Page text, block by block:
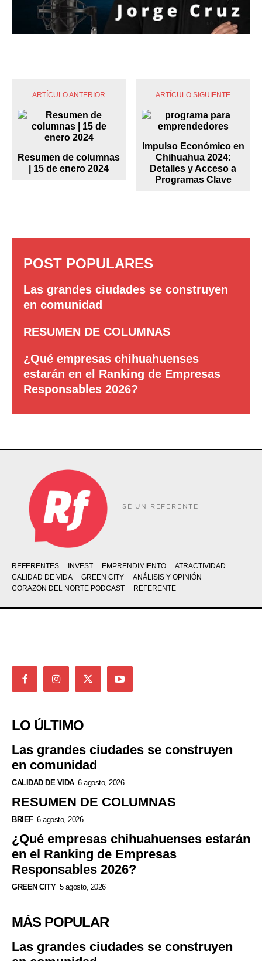
ARTÍCULO ANTERIOR
Resumen de columnas
| 15 de enero 2024
ARTÍCULO SIGUIENTE
Impulso Económico en
Chihuahua 2024:
Detalles y Acceso a
Programas Clave
POST POPULARES
Las grandes ciudades se construyen
en comunidad
RESUMEN DE COLUMNAS
¿Qué empresas chihuahuenses
estarán en el Ranking de Empresas
Responsables 2026?
SÉ UN REFERENTE
REFERENTES INVEST EMPRENDIMIENTO
ATRACTIVIDAD
CALIDAD DE VIDA
GREEN CITY
ANÁLISIS Y OPINIÓN
CORAZÓN DEL NORTE PODCAST
REFERENTE
LO ÚLTIMO
Las grandes ciudades se construyen
en comunidad
CALIDAD DE VIDA 6 agosto, 2026
RESUMEN DE COLUMNAS
BRIEF 6 agosto, 2026
¿Qué empresas chihuahuenses estarán
en el Ranking de Empresas
Responsables 2026?
GREEN CITY 5 agosto, 2026
MÁS POPULAR
Las grandes ciudades se construyen